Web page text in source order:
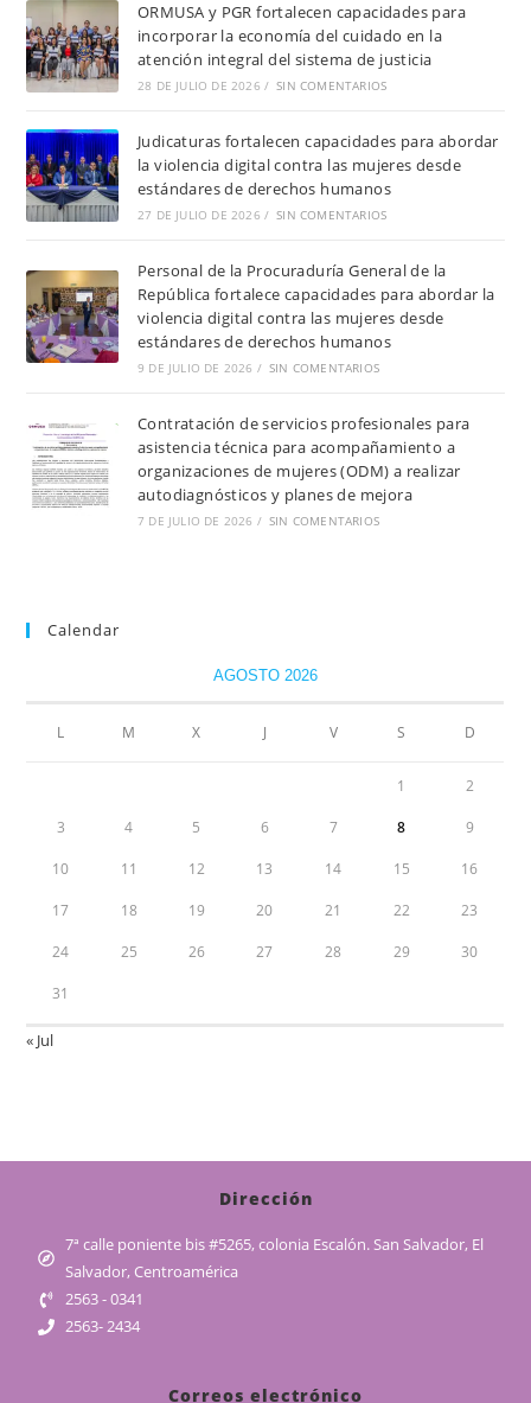
ORMUSA y PGR fortalecen capacidades para
incorporar la economía del cuidado en la
atención integral del sistema de justicia
28 DE JULIO DE 2026 / SIN COMENTARIOS
Judicaturas fortalecen capacidades para abordar
la violencia digital contra las mujeres desde
estándares de derechos humanos
27 DE JULIO DE 2026 / SIN COMENTARIOS
Personal de la Procuraduría General de la
República fortalece capacidades para abordar la
violencia digital contra las mujeres desde
estándares de derechos humanos
9 DE JULIO DE 2026 / SIN COMENTARIOS
Contratación de servicios profesionales para
asistencia técnica para acompañamiento a
organizaciones de mujeres (ODM) a realizar
autodiagnósticos y planes de mejora
7 DE JULIO DE 2026 / SIN COMENTARIOS
Calendar
AGOSTO 2026
L M X J V S D
1 2
3 4 5 6 7 8 9
10 11 12 13 14 15 16
17 18 19 20 21 22 23
24 25 26 27 28 29 30
31
« Jul
Dirección
7ª calle poniente bis #5265, colonia Escalón. San Salvador, El
Salvador, Centroamérica
2563 - 0341
2563- 2434
Correos electrónico